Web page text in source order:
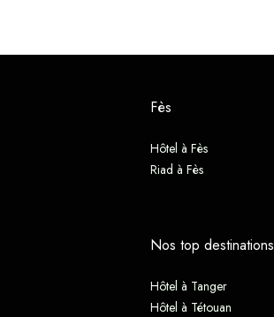
Fès
Hôtel à Fès
Riad à Fès
Nos top destinations
Hôtel à Tanger
Hôtel à Tétouan